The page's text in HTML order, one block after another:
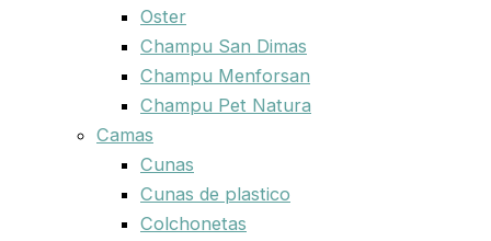
Oster
Champu San Dimas
Champu Menforsan
Champu Pet Natura
Camas
Cunas
Cunas de plastico
Colchonetas